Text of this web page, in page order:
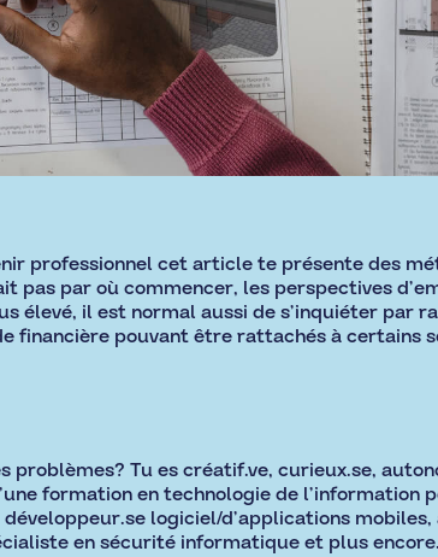
professionnel cet article te présente des
pas par où commencer, les perspectives
élevé, il est normal aussi de s’inquiéter par
financière pouvant être rattachés à certains
Tu es créatif.ve, curieux.se,
formation en technologie de
logiciel/d’applications
en sécurité informatique et plus